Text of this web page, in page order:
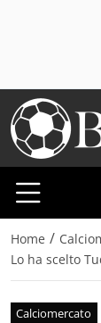
Home /
Lo ha scelto
Calciomercato